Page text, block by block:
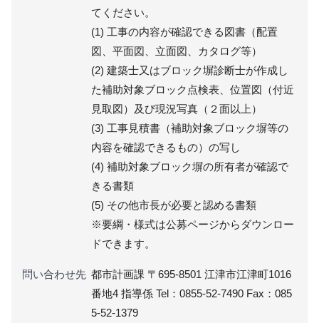
てください。
(1) 工事の内容が確認できる図書（配置
図、平面図、立面図、カタログ等）
(2) 建築士又はブロック塀診断士が作成し
た補助対象ブロック点検表、位置図（付近
見取図）及び現況写真（２面以上）
(3) 工事見積書（補助対象ブロック塀等の
内容を確認できるもの）の写し
(4) 補助対象ブロック塀の所有者が確認で
きる書類
(5) その他市長が必要と認める書類
※要綱・様式は公募ページからダウンロー
ドできます。
問い合わせ先 都市計画課 〒695-8501 江津市江津町1016
番地4 指導係 Tel：0855-52-7490 Fax：085
5-52-1379